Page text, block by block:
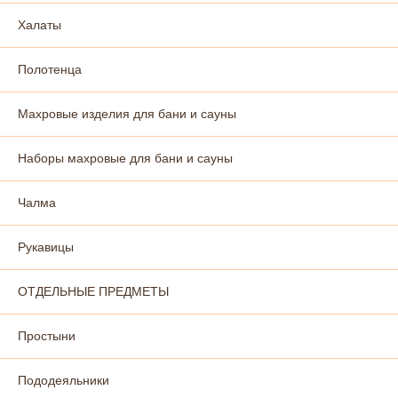
Халаты
Полотенца
Махровые изделия для бани и сауны
Наборы махровые для бани и сауны
Чалма
Рукавицы
ОТДЕЛЬНЫЕ ПРЕДМЕТЫ
Простыни
Пододеяльники